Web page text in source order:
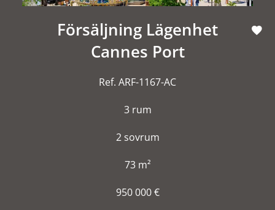
Försäljning Lägenhet
Cannes Port
Ref. ARF-1167-AC
3 rum
2 sovrum
73 m²
950 000 €